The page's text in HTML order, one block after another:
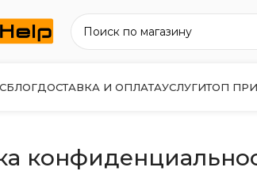
БЛОГДОСТАВКА И ОПЛАТАУСЛУГИТОП